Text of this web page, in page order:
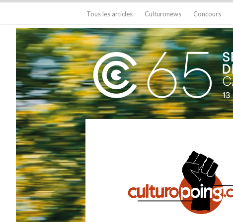
Tous les articles Culturonews Concours